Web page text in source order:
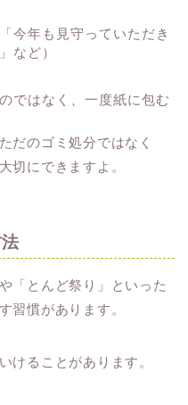
「今年も見守っていただき
など）
ではなく、一度紙に包む
だのゴミ処分ではなく
切にできますよ。
「とんど祭り」といった
習慣があります。
けることがあります。